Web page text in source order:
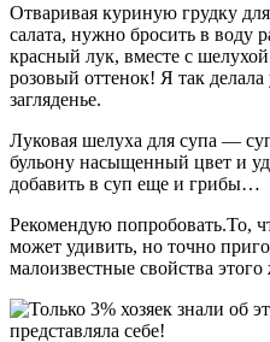
Отваривая куриную грудку
салата, нужно бросить в воду
красный лук, вместе с
розовый оттенок! Я так
загляденье.
Луковая шелуха для супа —
бульону насыщенный цвет и
добавить в суп еще и грибы…
Рекомендую попробовать.То,
может удивить, но точно
малоизвестные свойства